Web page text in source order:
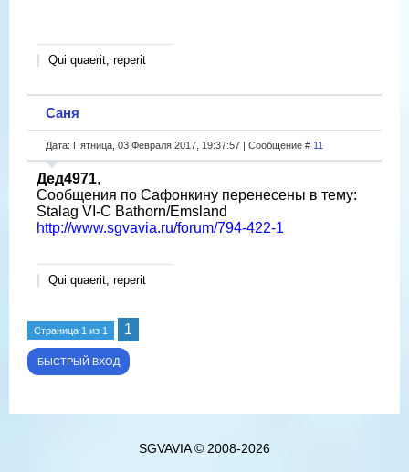
Qui quaerit, reperit
Саня
Дата: Пятница, 03 Февраля 2017, 19:37:57 | Сообщение # 11
Дед4971,
Сообщения по Сафонкину перенесены в тему:
Stalag VI-C Bathorn/Emsland
http://www.sgvavia.ru/forum/794-422-1
Qui quaerit, reperit
Страница 1 из 1 1
SGVAVIA © 2008-2026